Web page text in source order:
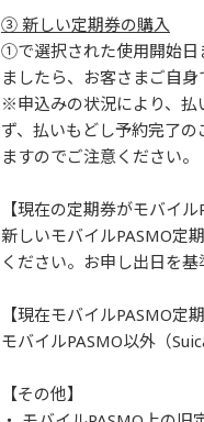
③ 新しい定期券の購入
①で選択された使用開始日
ましたら、お客さまご自
※申込みの状況により、
ず、払いもどし予約完了
ますのでご注意ください。
【現在の定期券がモバイ
新しいモバイルPASMO定
ください。お申し出日を基
【現在モバイルPASMO定
モバイルPASMO以外（
【その他】